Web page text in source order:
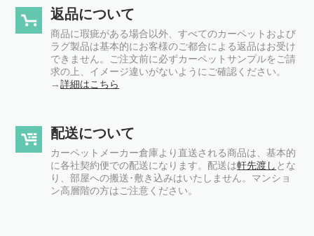
返品について
商品に瑕疵がある場合以外、すべてのカーペットおよび
ラグ製品は基本的にお客様のご都合による返品はお受け
できません。ご注文前に必ずカーペットサンプルをご請
求の上、イメージ違いがないようにご確認ください。
→詳細はこちら
配送について
カーペットメーカー倉庫より直送される商品は、基本的
に各社契約便での配送になります。配送は軒先渡し とな
り、部屋への搬送･敷き込みはいたしません。マンショ
ン高層階の方はご注意ください。